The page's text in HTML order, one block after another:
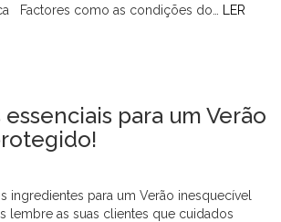
Factores como as condições do…
LER
essenciais para um Verão
ingredientes para um Verão inesquecível
lembre as suas clientes que cuidados